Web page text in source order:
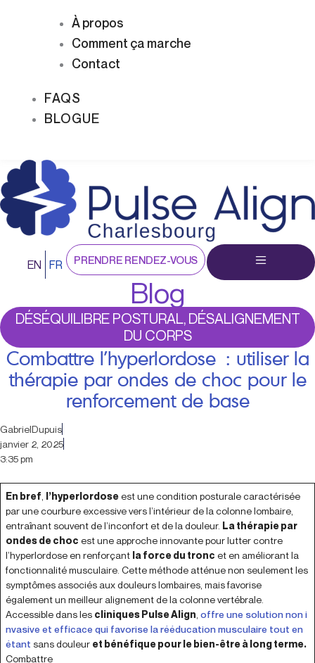
À propos
Comment ça marche
Contact
FAQS
BLOGUE
EN FR PRENDRE RENDEZ-VOUS
Blog
DÉSÉQUILIBRE POSTURAL, DÉSALIGNEMENT
DU CORPS
Combattre l’hyperlordose : utiliser la
thérapie par ondes de choc pour le
renforcement de base
GabrielDupuis
janvier 2, 2025
3:35 pm
En bref l’hyperlordoseest une condition posturale caractérisée
par une courbure excessive vers l’intérieur de la colonne lombaire,
entraînant souvent de l’inconfort et de la douleur. La thérapie par
ondes de choc est une approche innovante pour lutter contre
l’hyperlordose en renforçant la force du tronc et en améliorant la
fonctionnalité musculaire. Cette méthode atténue non seulement les
symptômes associés aux douleurs lombaires, mais favorise
également un meilleur alignement de la colonne vertébrale.
Accessible dans les cliniques Pulse Align offre une solution non i
nvasive et efficace qui favorise la rééducation musculaire tout en
étant sans douleur et bénéfique pour le bien-être à long terme.
Combattre